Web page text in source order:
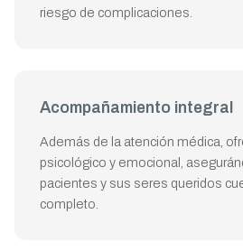
riesgo de complicaciones.
Acompañamiento integral
Además de la atención médica,
psicológico y emocional,
pacientes y sus seres queridos
completo.